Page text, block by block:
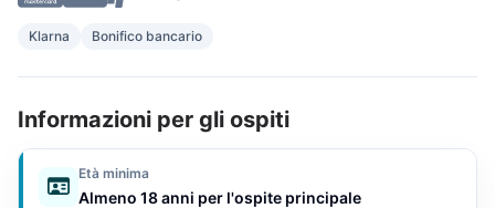
Klarna Bonifico bancario
Informazioni per gli ospiti
Età minima
Almeno 18 anni per l'ospite principale